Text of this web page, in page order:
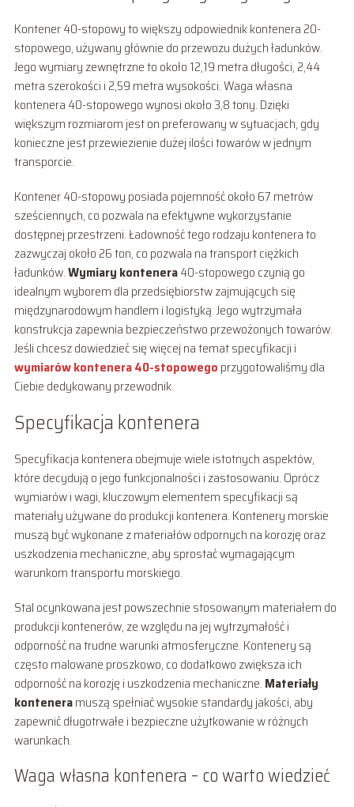
Kontener 40-stopowy to większy odpowiednik kontenera 20-
stopowego, używany głównie do przewozu dużych ładunków.
Jego wymiary zewnętrzne to około 12,19 metra długości, 2,44
metra szerokości i 2,59 metra wysokości. Waga własna
kontenera 40-stopowego wynosi około 3,8 tony. Dzięki
większym rozmiarom jest on preferowany w sytuacjach, gdy
konieczne jest przewiezienie dużej ilości towarów w jednym
transporcie.
Kontener 40-stopowy posiada pojemność około 67 metrów
sześciennych, co pozwala na efektywne wykorzystanie
dostępnej przestrzeni. Ładowność tego rodzaju kontenera to
zazwyczaj około 26 ton, co pozwala na transport ciężkich
ładunków.Wymiary kontenera40-stopowego czynią go
idealnym wyborem dla przedsiębiorstw zajmujących się
międzynarodowym handlem i logistyką. Jego wytrzymała
konstrukcja zapewnia bezpieczeństwo przewożonych towarów.
Jeśli chcesz dowiedzieć się więcej na temat specyfikacji i
wymiarów kontenera 40-stopowego przygotowaliśmy dla
Ciebie dedykowany przewodnik.
Specyfikacja kontenera
Specyfikacja kontenera obejmuje wiele istotnych aspektów,
które decydują o jego funkcjonalności i zastosowaniu. Oprócz
wymiarów i wagi, kluczowym elementem specyfikacji są
materiały używane do produkcji kontenera. Kontenery morskie
muszą być wykonane z materiałów odpornych na korozję oraz
uszkodzenia mechaniczne, aby sprostać wymagającym
warunkom transportu morskiego.
Stal ocynkowana jest powszechnie stosowanym materiałem do
produkcji kontenerów, ze względu na jej wytrzymałość i
odporność na trudne warunki atmosferyczne. Kontenery są
często malowane proszkowo, co dodatkowo zwiększa ich
odporność na korozję i uszkodzenia mechaniczne. Materiały
konteneramuszą spełniać wysokie standardy jakości, aby
zapewnić długotrwałe i bezpieczne użytkowanie w różnych
warunkach.
Waga własna kontenera – co warto wiedzieć